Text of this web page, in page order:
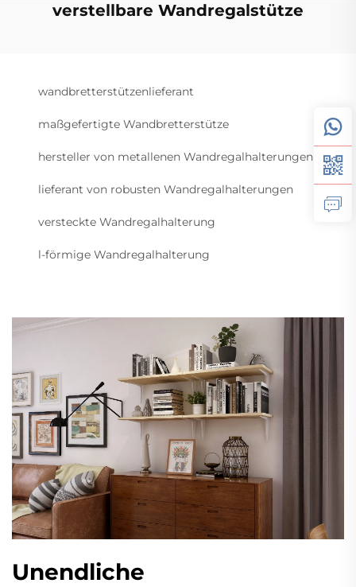
verstellbare Wandregalstütze
wandbretterstützenlieferant
maßgefertigte Wandbretterstütze
hersteller von metallenen Wandregalhalterungen
lieferant von robusten Wandregalhalterungen
versteckte Wandregalhalterung
l-förmige Wandregalhalterung
Unendliche